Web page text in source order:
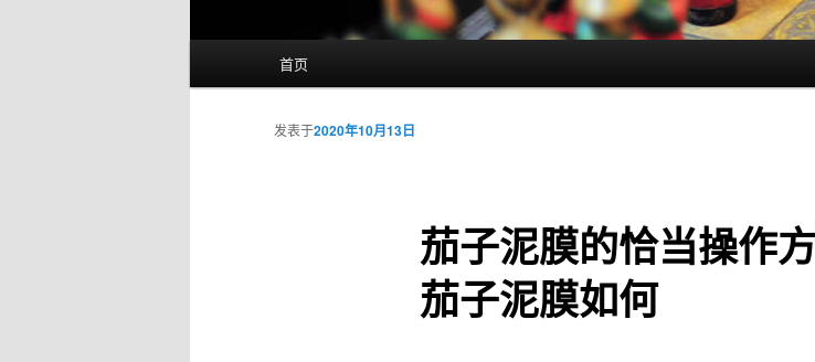
首页
茄子泥膜的恰当操作
茄子泥膜如何
发表于2020年10月13日